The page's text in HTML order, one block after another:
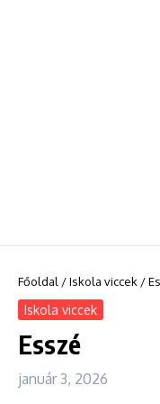
Főoldal /Iskola viccek /
Iskola viccek
Esszé
január 3, 2026